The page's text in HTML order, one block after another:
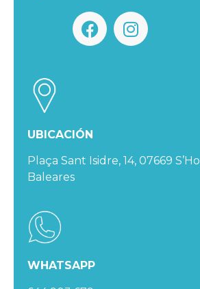
UBICACIÓN
Plaça Sant Isidre, 14, 07669
Baleares
WHATSAPP